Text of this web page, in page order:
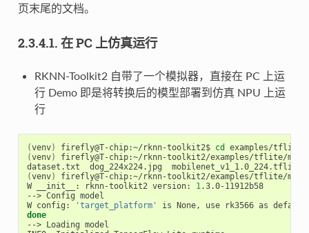
页末尾的文档。
2.3.4.1. 在 PC 上仿真运行
RKNN-Toolkit2 自带了一个模拟器，直接在 PC 上运
行 Demo 即是将转换后的模型部署到仿真 NPU 上运
行
(venv) firefly@T-chip:~/rknn-toolkit2$ cd
(venv)
firefly@T-chip:~/rknn-toolkit2/examples/tflite/
(venv)
firefly@T-chip:~/rknn-toolkit2/examples/tflite/
W __init__: rknn-toolkit2 version: 1.3.0-11912b58
--> Config model
W config:
'target_platform'
is None, use rk3566 as
done
--> Loading model